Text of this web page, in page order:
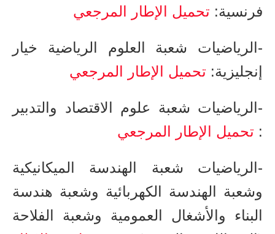
فرنسية​: تحميل الإطار المرجعي
-الرياضيات​ شعبة العلوم الرياضية خيار
إنجليزية​​​: تحميل الإطار المرجعي
-الرياضيات ​​شعبة علوم الاقتصاد والتدبير​​​
: تحميل الإطار المرجعي
-الرياضيات ​​شعبة الهندسة الميكانيكية
وشعبة الهندسة الكهربائية وشعبة هندسة
البناء والأشغال العمومية وشعبة الفلاحة